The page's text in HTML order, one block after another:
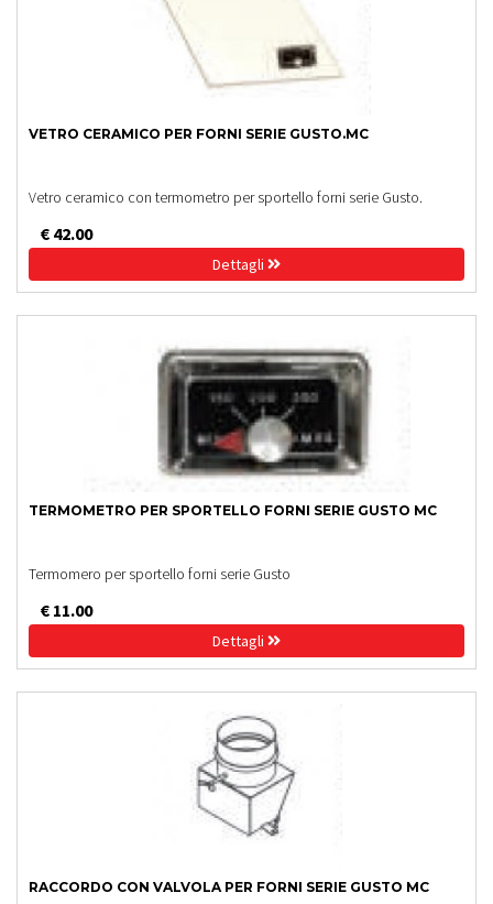
VETRO CERAMICO PER FORNI SERIE GUSTO.MC
Vetro ceramico con termometro per sportello forni serie Gusto.
€ 42.00
Dettagli
TERMOMETRO PER SPORTELLO FORNI SERIE GUSTO MC
Termomero per sportello forni serie Gusto
€ 11.00
Dettagli
RACCORDO CON VALVOLA PER FORNI SERIE GUSTO MC